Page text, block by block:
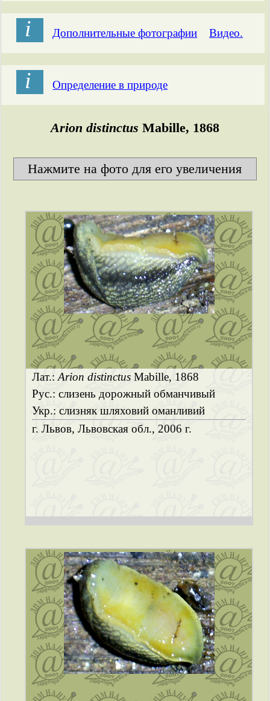
і Дополнительные фотографии Видео.
і Определение в природе
Arion distinctus Mabille, 1868
Нажмите на фото для его увеличения
Лат.:Arion distinctus Mabille, 1868
Рус.: слизень дорожный обманчивый
Укр.: слизняк шляховий оманливий
г. Львов, Львовская обл., 2006 г.